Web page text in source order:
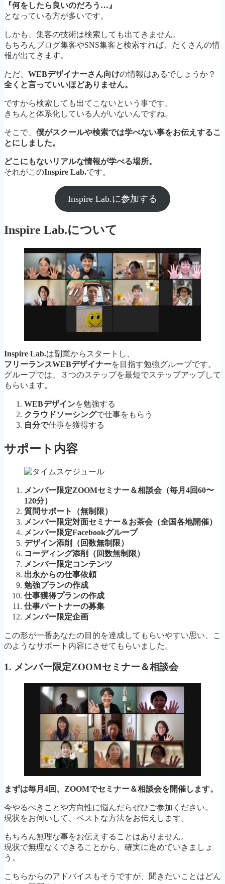
『何をしたら良いのだろう…』
となっている方が多いです。
しかも、集客の技術は検索しても出てきません。
もちろんブログ集客やSNS集客と検索すれば、たくさんの情
報が出てきます。
ただ、 WEBデザイナーさん向けの情報はあるでしょうか？
全くと言っていいほどありません。
ですから検索しても出てこないという事です。
きちんと体系化している人がいないんですね。
そこで、 僕がスクールや検索では学べない事をお伝えするこ
とにしました。
どこにもないリアルな情報が学べる場所。
それがこのInspire Lab.です。
Inspire Lab.に参加する
Inspire Lab.について
Inspire Lab.は副業からスタートし、
フリーランスWEBデザイナーを目指す勉強グループです。
グループでは、３つのステップを最短でステップアップして
もらいます。
WEBデザインを勉強する
クラウドソーシングで仕事をもらう
自分で仕事を獲得する
サポート内容
メンバー限定ZOOMセミナー＆相談会（毎月4回60〜
120分）
質問サポート（無制限）
メンバー限定対面セミナー＆お茶会（全国各地開催）
メンバー限定Facebookグループ
デザイン添削（回数無制限）
コーディング添削（回数無制限）
メンバー限定コンテンツ
出永からの仕事依頼
勉強プランの作成
仕事獲得プランの作成
仕事パートナーの募集
メンバー限定企画
この形が一番あなたの目的を達成してもらいやすい思い、こ
のようなサポート内容にさせてもらいました。
1. メンバー限定ZOOMセミナー＆相談会
まずは毎月4回、ZOOMでセミナー＆相談会を開催します。
今やるべきことや方向性に悩んだらぜひご参加ください。
現状をお伺いして、ベストな方法をお伝えします。
もちろん無理な事をお伝えすることはありません。
現状で無理なくできることから、確実に進めていきましょ
う。
こちらからのアドバイスもそうですが、聞きたいことはどん